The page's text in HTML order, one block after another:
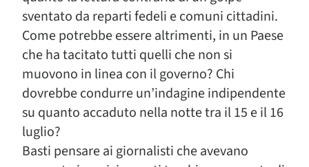
sventato da reparti fedeli e comuni cittadini.
Come potrebbe essere altrimenti, in un Paese
che ha tacitato tutti quelli che non si
muovono in linea con il governo? Chi
dovrebbe condurre un’indagine indipendente
su quanto accaduto nella notte tra il 15 e il 16
luglio?
Basti pensare ai giornalisti che avevano